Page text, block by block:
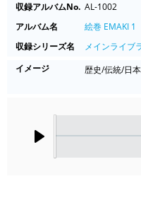
収録アルバムNo. AL-1002
アルバム名
絵巻 EMAKI 1
収録シリーズ名
メインライブ
イメージ
歴史/伝統/日